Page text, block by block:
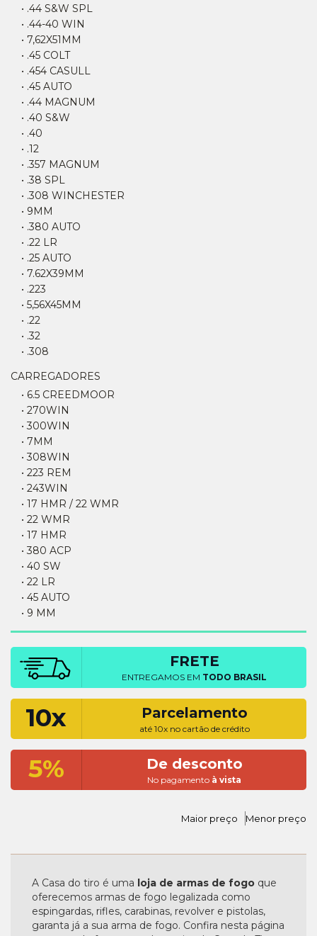
• .44 S&W SPL
• .44-40 WIN
• 7,62X51MM
• .45 COLT
• .454 CASULL
• .45 AUTO
• .44 MAGNUM
• .40 S&W
• .40
• .12
• .357 MAGNUM
• .38 SPL
• .308 WINCHESTER
• 9MM
• .380 AUTO
• .22 LR
• .25 AUTO
• 7.62X39MM
• .223
• 5,56X45MM
• .22
• .32
• .308
CARREGADORES
• 6.5 CREEDMOOR
• 270WIN
• 300WIN
• 7MM
• 308WIN
• 223 REM
• 243WIN
• 17 HMR / 22 WMR
• 22 WMR
• 17 HMR
• 380 ACP
• 40 SW
• 22 LR
• 45 AUTO
• 9 MM
FRETE
ENTREGAMOS EM TODO BRASIL
10x Parcelamento
até 10x no cartão de crédito
5% De desconto
No pagamento à vista
Maior preço Menor preço
A Casa do tiro é uma loja de armas de fogo que
oferecemos armas de fogo legalizada como
espingardas, rifles, carabinas, revolver e pistolas,
garanta já a sua arma de fogo. Confira nesta página